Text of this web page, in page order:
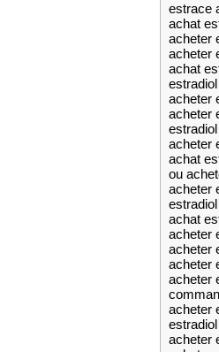
estrace
achat
acheter
acheter
achat
acheter
acheter
acheter
achat
ou
acheter
achat
acheter
acheter
acheter
acheter
acheter
acheter